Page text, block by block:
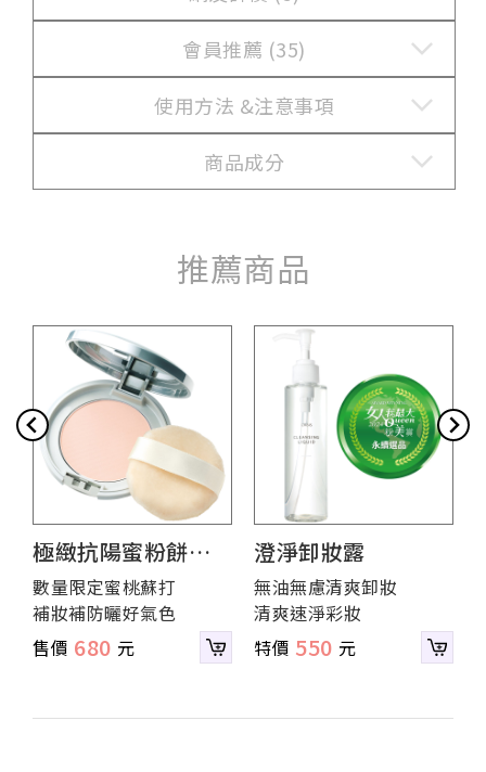
會員推薦 (35)
使用方法 &注意事項
商品成分
推薦商品
極緻抗陽蜜粉餅
（蕊心）
數量限定蜜桃蘇打
補妝補防曬好氣色
680
澄淨卸妝露
無油無慮清爽卸妝
清爽速淨彩妝
550